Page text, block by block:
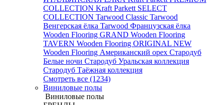
COLLECTION Kraft Parkett SELECT
COLLECTION Tarwood Classic Tarwood
Венгерская ёлка Tarwood Французская ёлка
Wooden Flooring GRAND Wooden Flooring
TAVERN Wooden Flooring ORIGINAL NEW
Wooden Flooring Американский орех Стародуб
Белые ночи Стародуб Уральская коллекция
Стародуб Таёжная коллекция
Смотреть все (1234)
Виниловые полы
Виниловые полы